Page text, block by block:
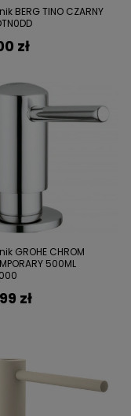
BERG TINO CZARNY
zł
GROHE CHROM
500ML
zł